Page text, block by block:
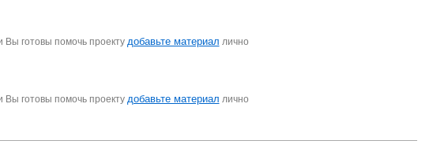
готовы помочь проекту добавьте материал лично
готовы помочь проекту добавьте материал лично